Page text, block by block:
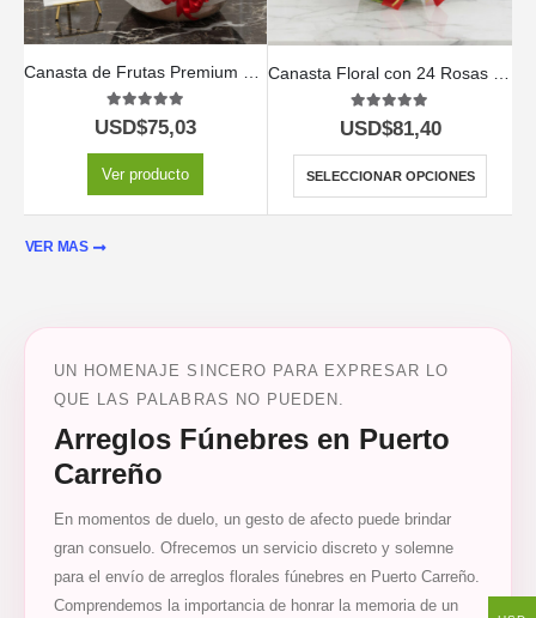
5.00 out of 5
USD$75,03
Ver producto
5.00 out of 5
USD$81,40
SELECCIONAR OPCIONES
VER MAS
UN HOMENAJE SINCERO PARA EXPRESAR LO
QUE LAS PALABRAS NO PUEDEN.
Arreglos Fúnebres en Puerto
Carreño
En momentos de duelo, un gesto de afecto puede brindar
gran consuelo. Ofrecemos un servicio discreto y solemne
para el envío de arreglos florales fúnebres en Puerto Carreño.
Comprendemos la importancia de honrar la memoria de un